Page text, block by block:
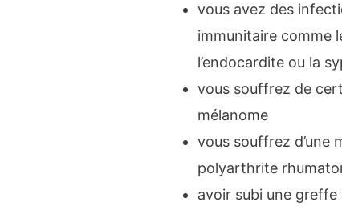
vous avez des
immunitaire comme
l’endocardite ou la
vous souffrez de
mélanome
vous souffrez d’une
polyarthrite
avoir subi une greffe